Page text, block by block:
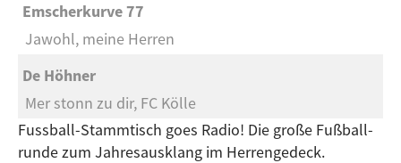
Emscherkurve 77
Jawohl, meine Herren
De Höhner
Mer stonn zu dir, FC Kölle
Fuss­ball-​Stamm­tisch goes Radio! Die große Fuß­ball­
run­de zum Jah­res­aus­klang im Her­ren­ge­deck.